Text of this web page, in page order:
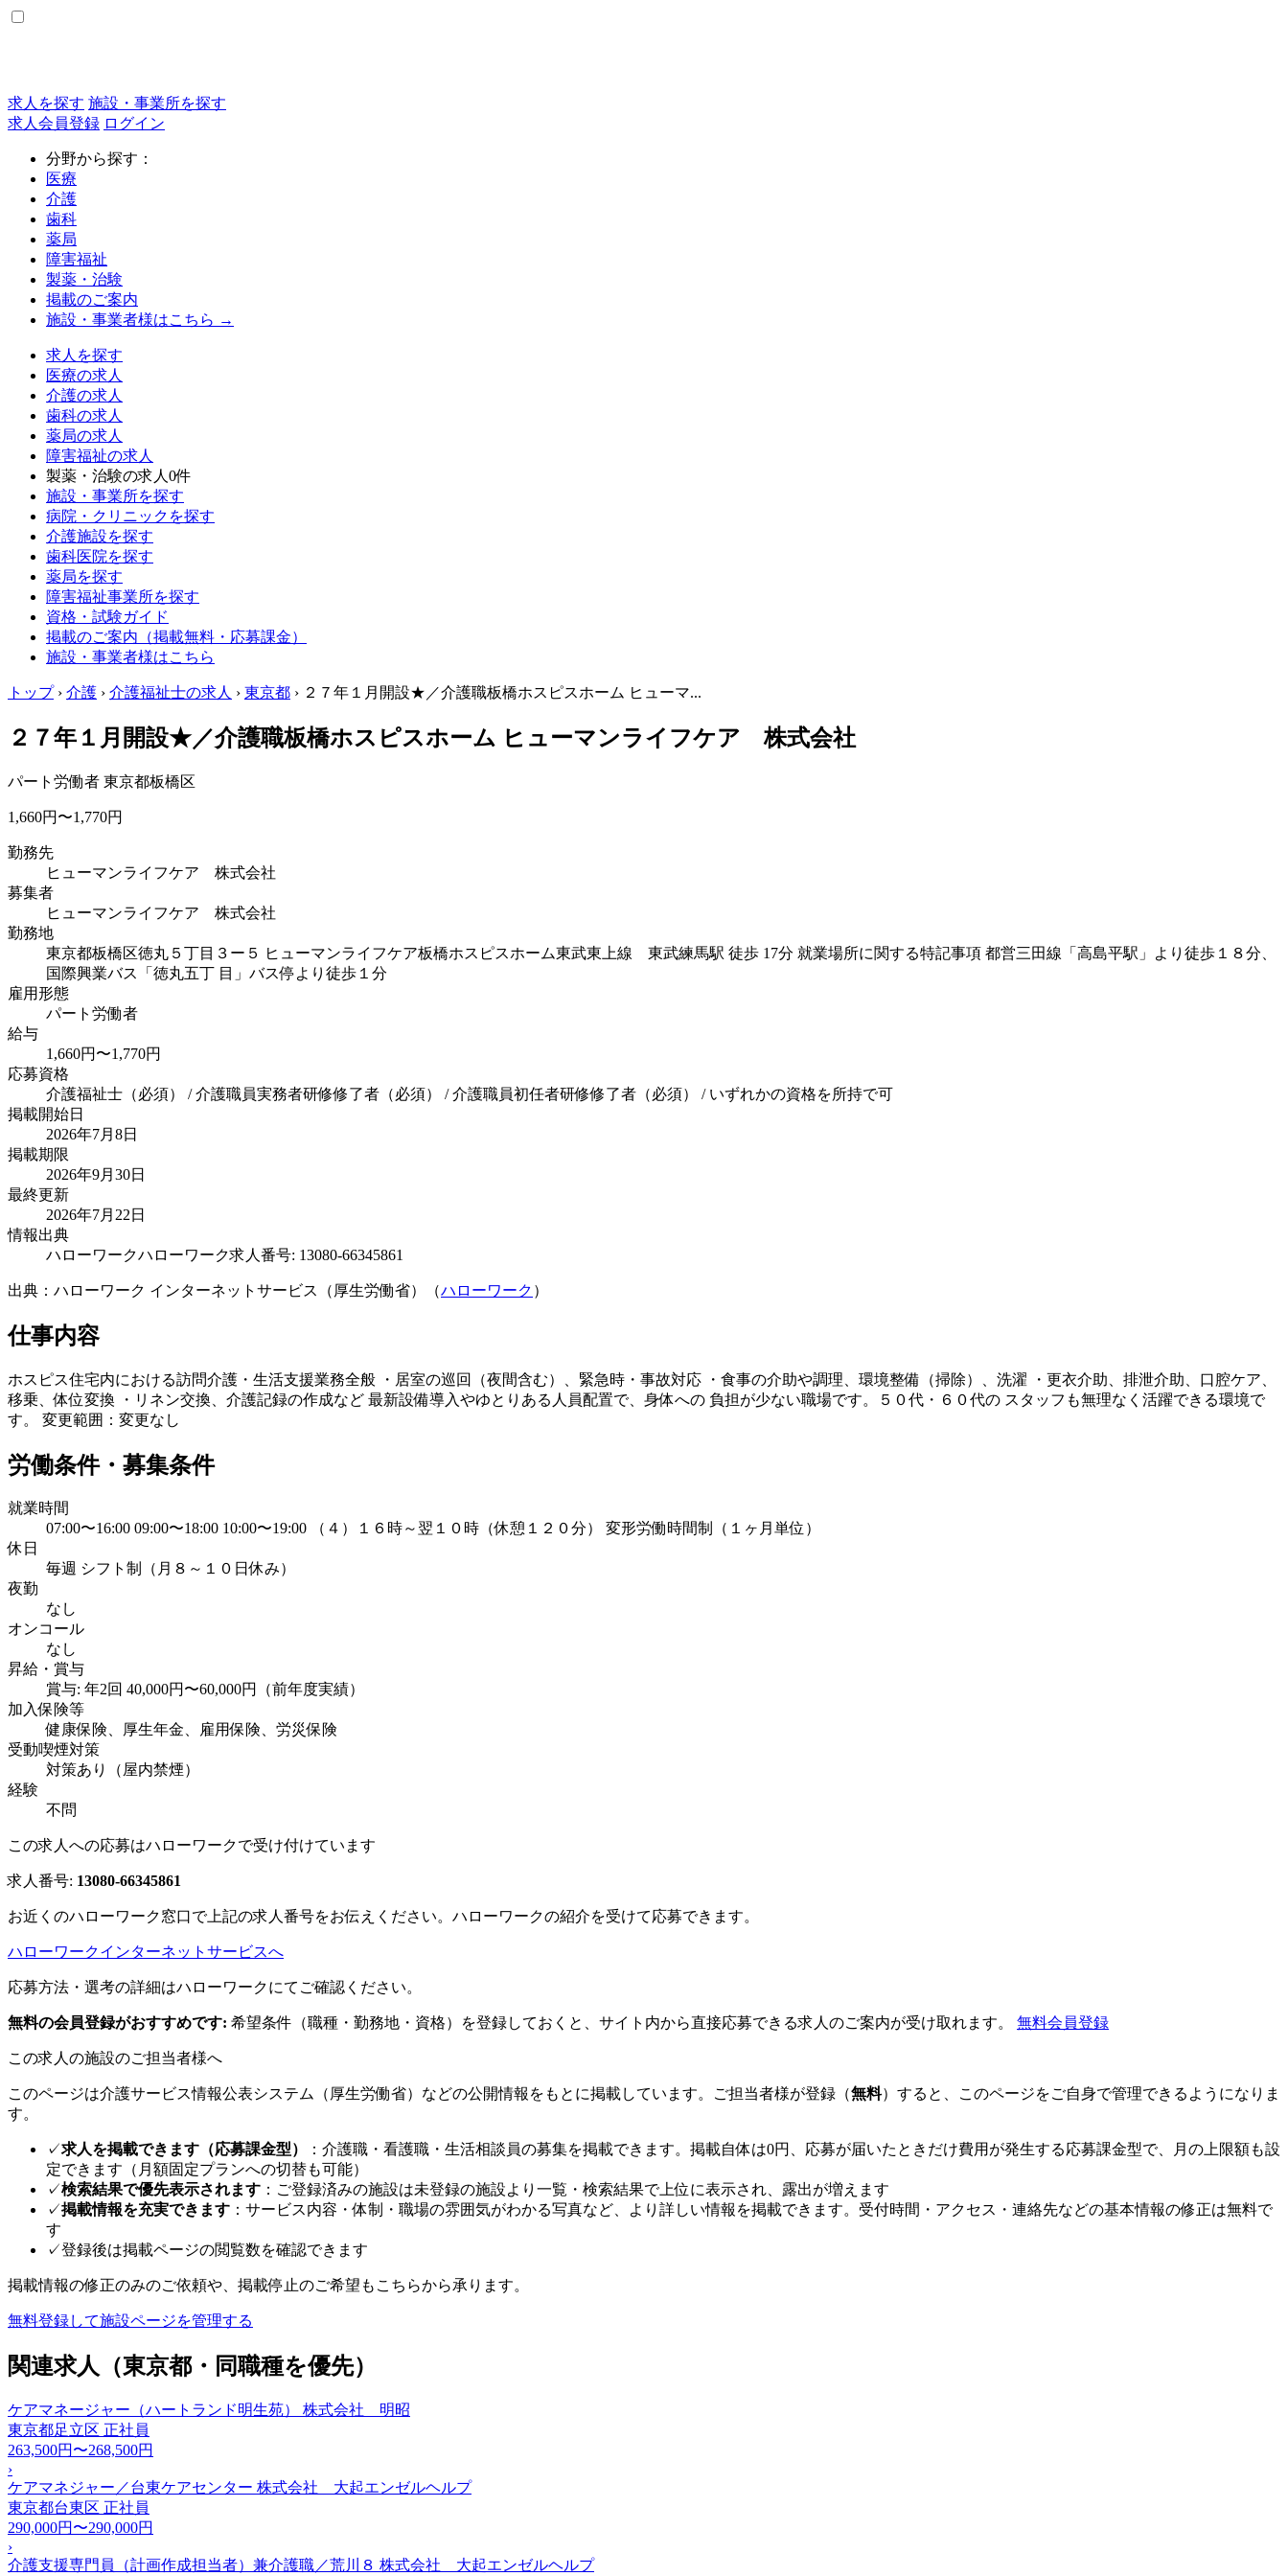
求人を探す 施設・事業所を探す
求人会員登録 ログイン
分野から探す：
医療
介護
歯科
薬局
障害福祉
製薬・治験
掲載のご案内
施設・事業者様はこちら →
求人を探す
医療の求人
介護の求人
歯科の求人
薬局の求人
障害福祉の求人
製薬・治験の求人 0件
施設・事業所を探す
病院・クリニックを探す
介護施設を探す
歯科医院を探す
薬局を探す
障害福祉事業所を探す
資格・試験ガイド
掲載のご案内（掲載無料・応募課金）
施設・事業者様はこちら
トップ › 介護 › 介護福祉士の求人 › 東京都 › ２７年１月開設★／介護職板橋ホスピスホーム ヒューマ...
２７年１月開設★／介護職板橋ホスピスホーム ヒューマンライフケア 株式会社
パート労働者 東京都板橋区
1,660円〜1,770円
勤務先
ヒューマンライフケア 株式会社
募集者
ヒューマンライフケア 株式会社
勤務地
東京都板橋区徳丸５丁目３ー５ ヒューマンライフケア板橋ホスピスホーム東武東上線 東武練馬駅 徒歩 17分 就業場所に関する特記事項 都営三田線「高島平駅」より徒歩１８分、
国際興業バス「徳丸五丁 目」バス停より徒歩１分
雇用形態
パート労働者
給与
1,660円〜1,770円
応募資格
介護福祉士（必須） / 介護職員実務者研修修了者（必須） / 介護職員初任者研修修了者（必須） / いずれかの資格を所持で可
掲載開始日
2026年7月8日
掲載期限
2026年9月30日
最終更新
2026年7月22日
情報出典
ハローワークハローワーク求人番号: 13080-66345861
出典：ハローワーク インターネットサービス（厚生労働省）（ハローワーク ）
仕事内容
ホスピス住宅内における訪問介護・生活支援業務全般 ・居室の巡回（夜間含む）、緊急時・事故対応 ・食事の介助や調理、環境整備（掃除）、洗濯 ・更衣介助、排泄介助、口腔ケア、
移乗、体位変換 ・リネン交換、介護記録の作成など 最新設備導入やゆとりある人員配置で、身体への 負担が少ない職場です。５０代・６０代の スタッフも無理なく活躍できる環境で
す。 変更範囲：変更なし
労働条件・募集条件
就業時間
07:00〜16:00 09:00〜18:00 10:00〜19:00 （４）１６時～翌１０時（休憩１２０分） 変形労働時間制（１ヶ月単位）
休日
毎週 シフト制（月８～１０日休み）
夜勤
なし
オンコール
なし
昇給・賞与
賞与: 年2回 40,000円〜60,000円（前年度実績）
加入保険等
健康保険、厚生年金、雇用保険、労災保険
受動喫煙対策
対策あり（屋内禁煙）
経験
不問
この求人への応募はハローワークで受け付けています
求人番号: 13080-66345861
お近くのハローワーク窓口で上記の求人番号をお伝えください。ハローワークの紹介を受けて応募できます。
ハローワークインターネットサービスへ
応募方法・選考の詳細はハローワークにてご確認ください。
無料の会員登録がおすすめです: 希望条件（職種・勤務地・資格）を登録しておくと、サイト内から直接応募できる求人のご案内が受け取れます。 無料会員登録
この求人の施設のご担当者様へ
このページは介護サービス情報公表システム（厚生労働省）などの公開情報をもとに掲載しています。ご担当者様が登録（無料）すると、このページをご自身で管理できるようになりま
す。
✓求人を掲載できます（応募課金型）
：介護職・看護職・生活相談員の募集を掲載できます。掲載自体は0円、応募が届いたときだけ費用が発生する応募課金型で、月の上限額も設
定できます（月額固定プランへの切替も可能）
✓検索結果で優先表示されます ：ご登録済みの施設は未登録の施設より一覧・検索結果で上位に表示され、露出が増えます
✓掲載情報を充実できます ：サービス内容・体制・職場の雰囲気がわかる写真など、より詳しい情報を掲載できます。受付時間・アクセス・連絡先などの基本情報の修正は無料で
す
✓登録後は掲載ページの閲覧数を確認できます
掲載情報の修正のみのご依頼や、掲載停止のご希望もこちらから承ります。
無料登録して施設ページを管理する
関連求人（東京都・同職種を優先）
ケアマネージャー（ハートランド明生苑） 株式会社 明昭
東京都足立区 正社員
263,500円〜268,500円
›
ケアマネジャー／台東ケアセンター 株式会社 大起エンゼルヘルプ
東京都台東区 正社員
290,000円〜290,000円
›
介護支援専門員（計画作成担当者）兼介護職／荒川８ 株式会社 大起エンゼルヘルプ